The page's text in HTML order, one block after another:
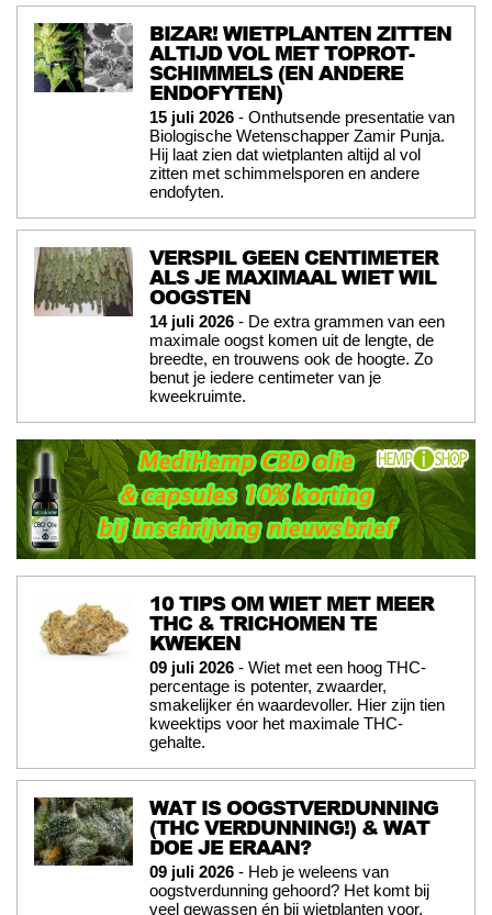
BIZAR! WIETPLANTEN ZITTEN
ALTIJD VOL MET TOPROT-
SCHIMMELS (EN ANDERE
ENDOFYTEN)
15 juli 2026 - Onthutsende presentatie van
Biologische Wetenschapper Zamir Punja.
Hij laat zien dat wietplanten altijd al vol
zitten met schimmelsporen en andere
endofyten.
VERSPIL GEEN CENTIMETER
ALS JE MAXIMAAL WIET WIL
OOGSTEN
14 juli 2026 - De extra grammen van een
maximale oogst komen uit de lengte, de
breedte, en trouwens ook de hoogte. Zo
benut je iedere centimeter van je
kweekruimte.
10 TIPS OM WIET MET MEER
THC & TRICHOMEN TE
KWEKEN
09 juli 2026 - Wiet met een hoog THC-
percentage is potenter, zwaarder,
smakelijker én waardevoller. Hier zijn tien
kweektips voor het maximale THC-
gehalte.
WAT IS OOGSTVERDUNNING
(THC VERDUNNING!) & WAT
DOE JE ERAAN?
09 juli 2026 - Heb je weleens van
oogstverdunning gehoord? Het komt bij
veel gewassen én bij wietplanten voor,